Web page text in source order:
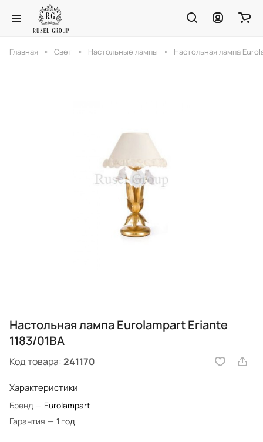
Главная Свет Настольные лампы Настольная лампа
Настольная лампа Eurolampart Eriante
1183/01BA
Код товара:241170
Характеристики
Бренд — Eurolampart
Гарантия — 1 год